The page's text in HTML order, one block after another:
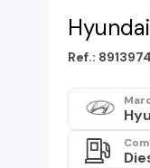
Ref.: